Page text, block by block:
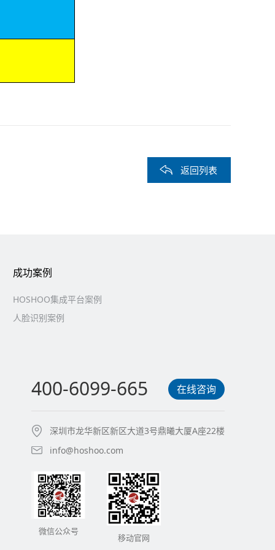
返回列表
成功案例
HOSHOO集成平台案例
人脸识别案例
在线咨询
400-6099-665
深圳市龙华新区新区大道3号鼎曦大厦A座22楼
info@hoshoo.com
微信公众号
移动官网